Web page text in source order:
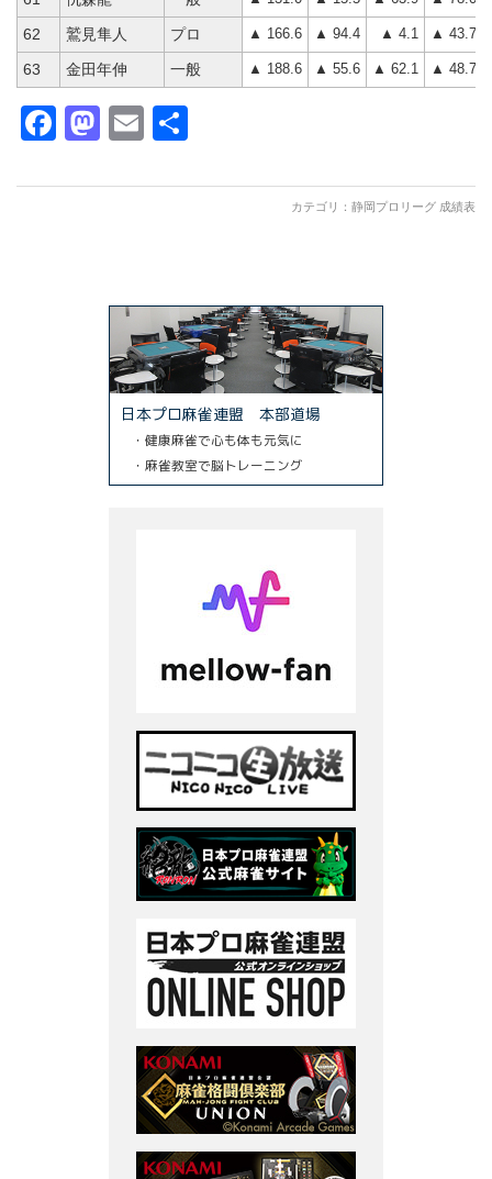
62 鷲見隼人 プロ ▲ 166.6 ▲ 94.4 ▲ 4.1 ▲ 43.7
63 金田年伸 一般 ▲ 188.6 ▲ 55.6 ▲ 62.1 ▲ 48.7
Facebook
Mastodon
Email
カテゴリ： 静岡プロリーグ 成績表
日本プロ麻雀連盟 本部道場
・健康麻雀で心も体も元気に
・麻雀教室で脳トレーニング